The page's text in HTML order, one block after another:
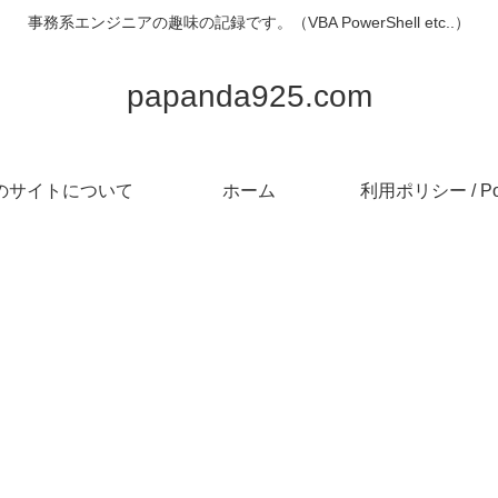
事務系エンジニアの趣味の記録です。（VBA PowerShell etc..）
papanda925.com
サイトについて ホーム 利用ポリシー /